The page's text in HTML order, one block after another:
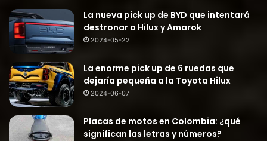
La nueva pick up de BYD que intentará
destronar a Hilux y Amarok
2024-05-22
La enorme pick up de 6 ruedas que
dejaría pequeña a la Toyota Hilux
2024-06-07
Placas de motos en Colombia: ¿qué
significan las letras y números?